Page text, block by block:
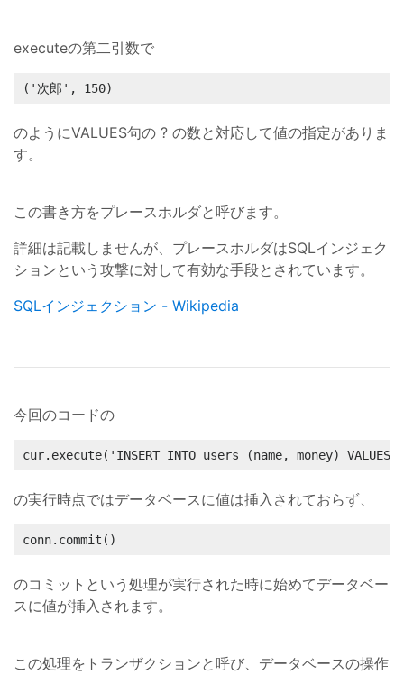
executeの第二引数で
('次郎', 150)
のようにVALUES句の ? の数と対応して値の指定がありま
す。
この書き方をプレースホルダと呼びます。
詳細は記載しませんが、プレースホルダはSQLインジェク
ションという攻撃に対して有効な手段とされています。
SQLインジェクション - Wikipedia
今回のコードの
cur.execute('INSERT INTO users (name, money)
の実行時点ではデータベースに値は挿入されておらず、
conn.commit()
のコミットという処理が実行された時に始めてデータベー
スに値が挿入されます。
この処理をトランザクションと呼び、データベースの操作